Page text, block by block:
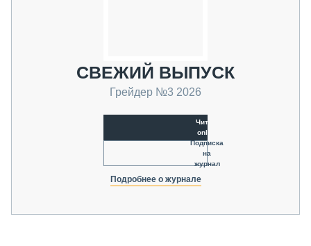
СВЕЖИЙ ВЫПУСК
Грейдер №3 2026
Читать
online
Подписка
на
журнал
Подробнее о журнале